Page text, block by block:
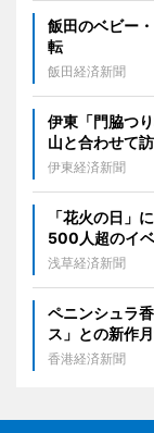
飯田のベビー
転
飯田経済新聞
伊東「門脇つ
山と合わせて
伊東経済新聞
「花火の日」
500人超のイ
浅草経済新聞
ペニンシュラ
ス」との新作
香港経済新聞